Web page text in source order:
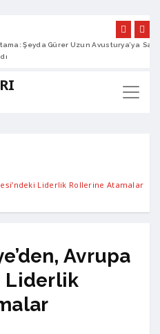
Şeyda Gürer Uzun Avusturya’ya
Liderlik Rollerine Atamalar
Avrupa
Liderlik